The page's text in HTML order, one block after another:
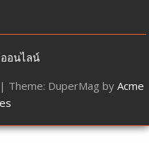
อนไลน์
| Theme: DuperMag by Acme